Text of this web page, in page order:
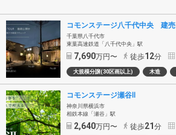
コモンステージ八千代中央 建売
千葉県八千代市
東葉高速鉄道「八千代中央」駅
7,690万円〜 徒歩12分
大規模分譲(30区画以上) 木造
コモンステージ瀬谷Ⅱ
神奈川県横浜市
相鉄本線「瀬谷」駅
2,640万円〜 徒歩21 分